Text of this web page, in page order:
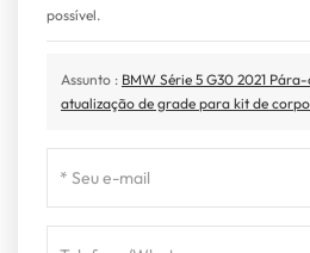
possível.
Assunto : BMW Série 5 G30 2021
atualização de grade para kit de